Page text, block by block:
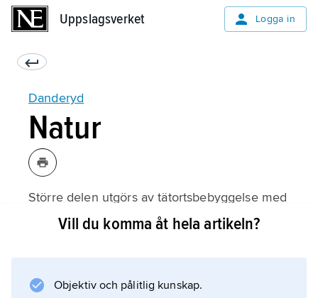
Uppslagsverket Logga in
Danderyd
Natur
Större delen utgörs av tätortsbebyggelse med
över 1 000 invånare per km
förkastningsbranter. Detta märks till exempel
Vill du komma åt hela artikeln?
Objektiv och pålitlig kunskap.